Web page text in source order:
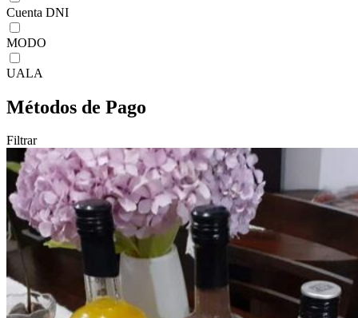
Cuenta DNI
MODO
UALA
Métodos de Pago
Filtrar